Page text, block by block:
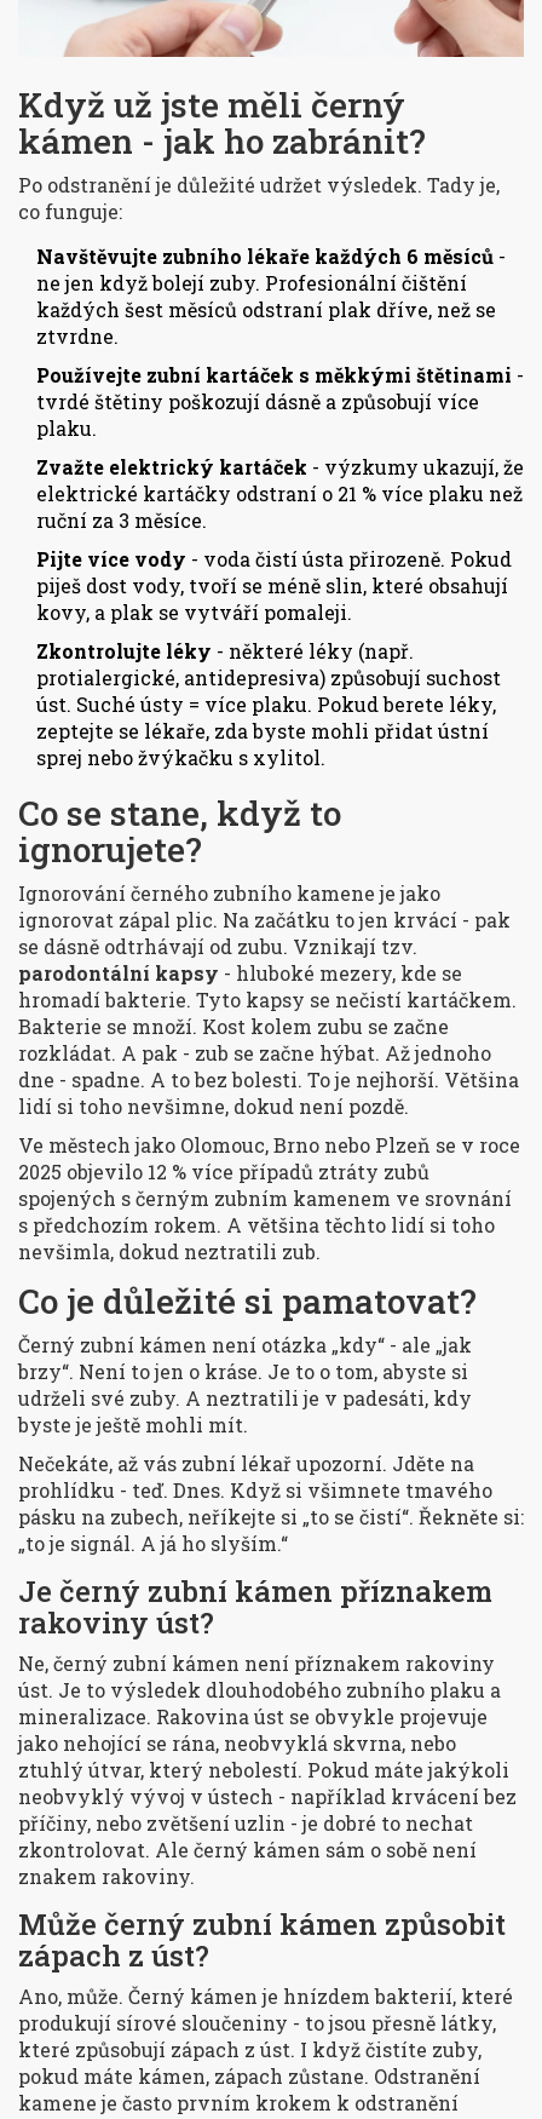
Když už jste měli černý
kámen - jak ho zabránit?
Po odstranění je důležité udržet výsledek. Tady je,
co funguje:
Navštěvujte zubního lékaře každých 6 měsíců -
ne jen když bolejí zuby. Profesionální čištění
každých šest měsíců odstraní plak dříve, než se
ztvrdne.
Používejte zubní kartáček s měkkými štětinami -
tvrdé štětiny poškozují dásně a způsobují více
plaku.
Zvažte elektrický kartáček - výzkumy ukazují, že
elektrické kartáčky odstraní o 21 % více plaku než
ruční za 3 měsíce.
Pijte více vody - voda čistí ústa přirozeně. Pokud
piješ dost vody, tvoří se méně slin, které obsahují
kovy, a plak se vytváří pomaleji.
Zkontrolujte léky - některé léky (např.
protialergické, antidepresiva) způsobují suchost
úst. Suché ústy = více plaku. Pokud berete léky,
zeptejte se lékaře, zda byste mohli přidat ústní
sprej nebo žvýkačku s xylitol.
Co se stane, když to
ignorujete?
Ignorování černého zubního kamene je jako
ignorovat zápal plic. Na začátku to jen krvácí - pak
se dásně odtrhávají od zubu. Vznikají tzv.
parodontální kapsy - hluboké mezery, kde se
hromadí bakterie. Tyto kapsy se nečistí kartáčkem.
Bakterie se množí. Kost kolem zubu se začne
rozkládat. A pak - zub se začne hýbat. Až jednoho
dne - spadne. A to bez bolesti. To je nejhorší. Většina
lidí si toho nevšimne, dokud není pozdě.
Ve městech jako Olomouc, Brno nebo Plzeň se v roce
2025 objevilo 12 % více případů ztráty zubů
spojených s černým zubním kamenem ve srovnání
s předchozím rokem. A většina těchto lidí si toho
nevšimla, dokud neztratili zub.
Co je důležité si pamatovat?
Černý zubní kámen není otázka „kdy“ - ale „jak
brzy“. Není to jen o kráse. Je to o tom, abyste si
udrželi své zuby. A neztratili je v padesáti, kdy
byste je ještě mohli mít.
Nečekáte, až vás zubní lékař upozorní. Jděte na
prohlídku - teď. Dnes. Když si všimnete tmavého
pásku na zubech, neříkejte si „to se čistí“. Řekněte si:
„to je signál. A já ho slyším.“
Je černý zubní kámen příznakem
rakoviny úst?
Ne, černý zubní kámen není příznakem rakoviny
úst. Je to výsledek dlouhodobého zubního plaku a
mineralizace. Rakovina úst se obvykle projevuje
jako nehojící se rána, neobvyklá skvrna, nebo
ztuhlý útvar, který nebolestí. Pokud máte jakýkoli
neobvyklý vývoj v ústech - například krvácení bez
příčiny, nebo zvětšení uzlin - je dobré to nechat
zkontrolovat. Ale černý kámen sám o sobě není
znakem rakoviny.
Může černý zubní kámen způsobit
zápach z úst?
Ano, může. Černý kámen je hnízdem bakterií, které
produkují sírové sloučeniny - to jsou přesně látky,
které způsobují zápach z úst. I když čistíte zuby,
pokud máte kámen, zápach zůstane. Odstranění
kamene je často prvním krokem k odstranění